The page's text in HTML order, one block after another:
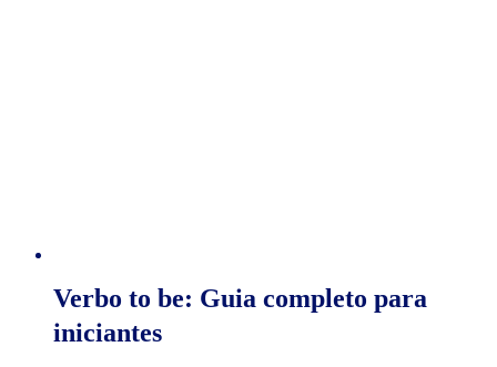
Verbo to be: Guia completo para
iniciantes